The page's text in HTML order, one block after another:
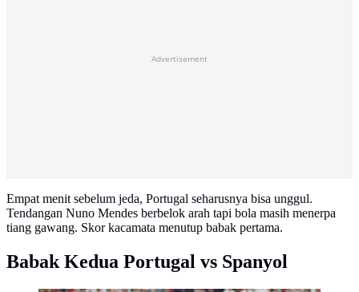
Advertisement
Empat menit sebelum jeda, Portugal seharusnya bisa unggul.
Tendangan Nuno Mendes berbelok arah tapi bola masih menerpa
tiang gawang. Skor kacamata menutup babak pertama.
Babak Kedua Portugal vs Spanyol